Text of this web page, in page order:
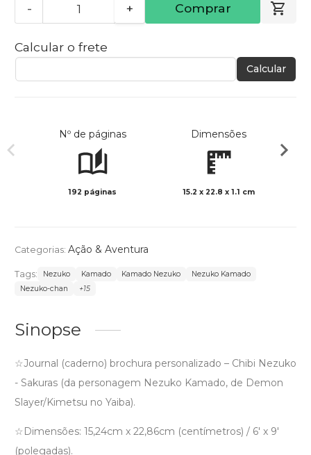
- + Comprar
Calcular o frete
Calcular
Nº de páginas
192 páginas
Dimensões
15.2 x 22.8 x 1.1 cm
Categorias: Ação & Aventura
Tags: Nezuko Kamado Kamado Nezuko
Nezuko Kamado
Nezuko-chan
+15
Sinopse
☆Journal (caderno) brochura personalizado – Chibi Nezuko
- Sakuras (da personagem Nezuko Kamado, de Demon
Slayer/Kimetsu no Yaiba).
☆Dimensões: 15,24cm x 22,86cm (centímetros) / 6′ x 9′
(polegadas).